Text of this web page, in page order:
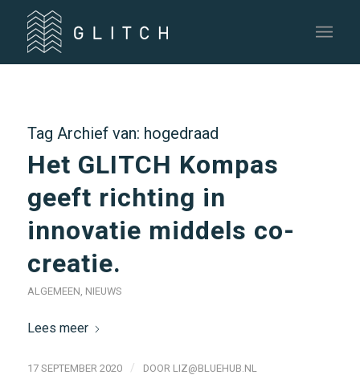
Tag Archief van: hogedraad
Het GLITCH Kompas
geeft richting in
innovatie middels co-
creatie.
ALGEMEEN, NIEUWS
Lees meer
17 SEPTEMBER 2020 / DOOR LIZ@BLUEHUB.NL